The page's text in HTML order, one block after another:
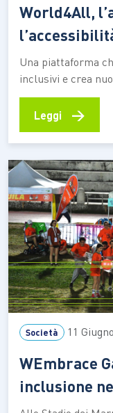
World4All,
Una piattaforma
inclusivi e crea
imprese World4All
mobile: è un
idea di
La startup,
Leggi →
Società 11
WEmbrace
inclusione